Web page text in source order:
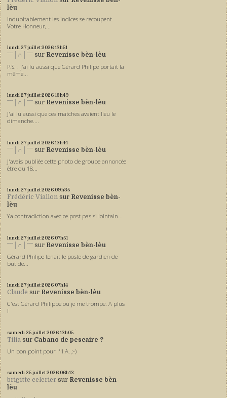
lèu
Indubitablement les indices se recoupent.
Votre Honneur,...
lundi 27juillet 202613h51
ˉˉˉ│∩│ˉˉˉ sur Revenisse bèn-lèu
P.S. : j'ai lu aussi que Gérard Philipe portait la
même...
lundi 27juillet 202613h49
ˉˉˉ│∩│ˉˉˉ sur Revenisse bèn-lèu
J'ai lu aussi que ces matches avaient lieu le
dimanche....
lundi 27juillet 202613h44
ˉˉˉ│∩│ˉˉˉ sur Revenisse bèn-lèu
J'avais publiée cette photo de groupe annoncée
être du 18...
lundi 27juillet 2026 09h35
Frédéric Viallon sur Revenisse bèn-
lèu
Ya contradiction avec ce post pas si lointain...
lundi 27juillet 2026 07h51
ˉˉˉ│∩│ˉˉˉ sur Revenisse bèn-lèu
Gérard Philipe tenait le poste de gardien de
but de...
lundi 27juillet 2026 07h14
Claude sur Revenisse bèn-lèu
C'est Gérard Philippe ou je me trompe. A plus
!
samedi 25juillet 202613h05
Tilia sur Cabano de pescaire ?
Un bon point pour l''I.A. ;-)
samedi 25juillet 2026 06h13
brigitte celerier sur Revenisse bèn-
lèu